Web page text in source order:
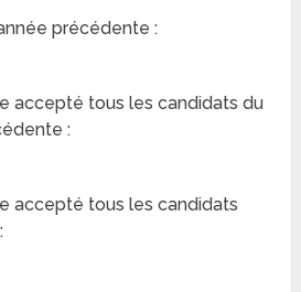
précédente :
accepté tous les candidats du
:
accepté tous les candidats